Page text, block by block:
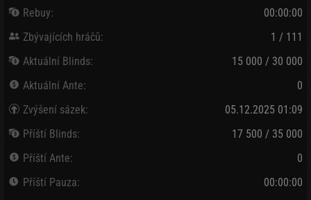
Rebuy:
00:00:00
Zbývajících hráčů:
1 / 111
Aktuální Blinds:
15 000 / 30 000
Aktuální Ante:
0
Zvýšení sázek:
05.12.2025 01:09
Příští Blinds:
17 500 / 35 000
Příští Ante:
0
Příští Pauza:
00:00:00